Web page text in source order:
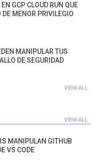
GCP CLOUD RUN QUE
DE MENOR PRIVILEGIO
MANIPULAR TUS
DE SEGURIDAD
VIEW ALL
VIEW ALL
MANIPULAN GITHUB
VS CODE